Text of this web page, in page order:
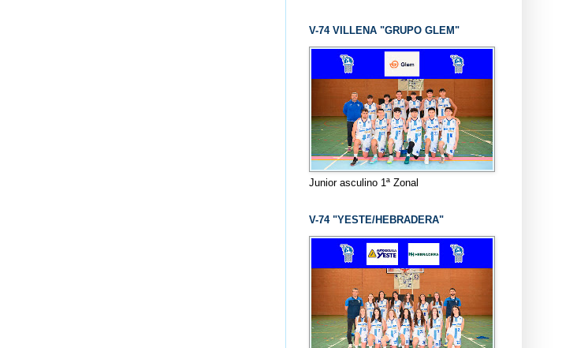
V-74 VILLENA "GRUPO GLEM"
Junior asculino 1ª Zonal
V-74 "YESTE/HEBRADERA"